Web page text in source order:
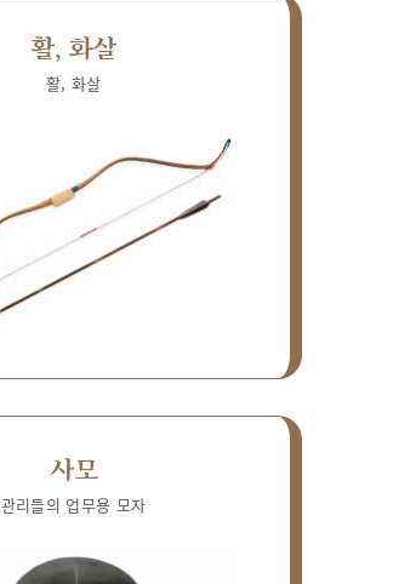
활, 화살
활, 화살
사모
관리들의 업무용 모자